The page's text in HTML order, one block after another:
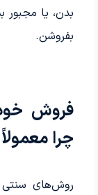
بدن، یا مجبور
بفروشن.
فروش
چرا
روش‌های سنتی